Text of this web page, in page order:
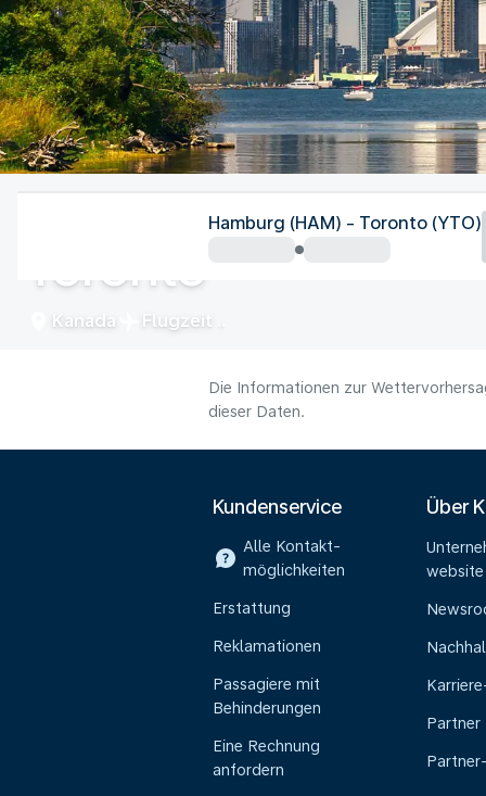
Toronto
Kanada Flugzeit
Hamburg (HAM) - Toronto (YTO)
Die Informationen zur
dieser Daten.
Kundenservice
Alle Kontakt-
möglichkeiten
Erstattung
Reklamationen
Passagiere mit
Behinderungen
Eine Rechnung
anfordern
Über
website
Partner